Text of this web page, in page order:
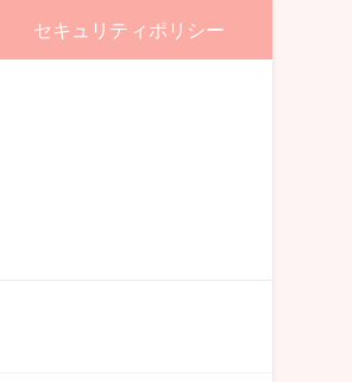
セキュリティポリシー